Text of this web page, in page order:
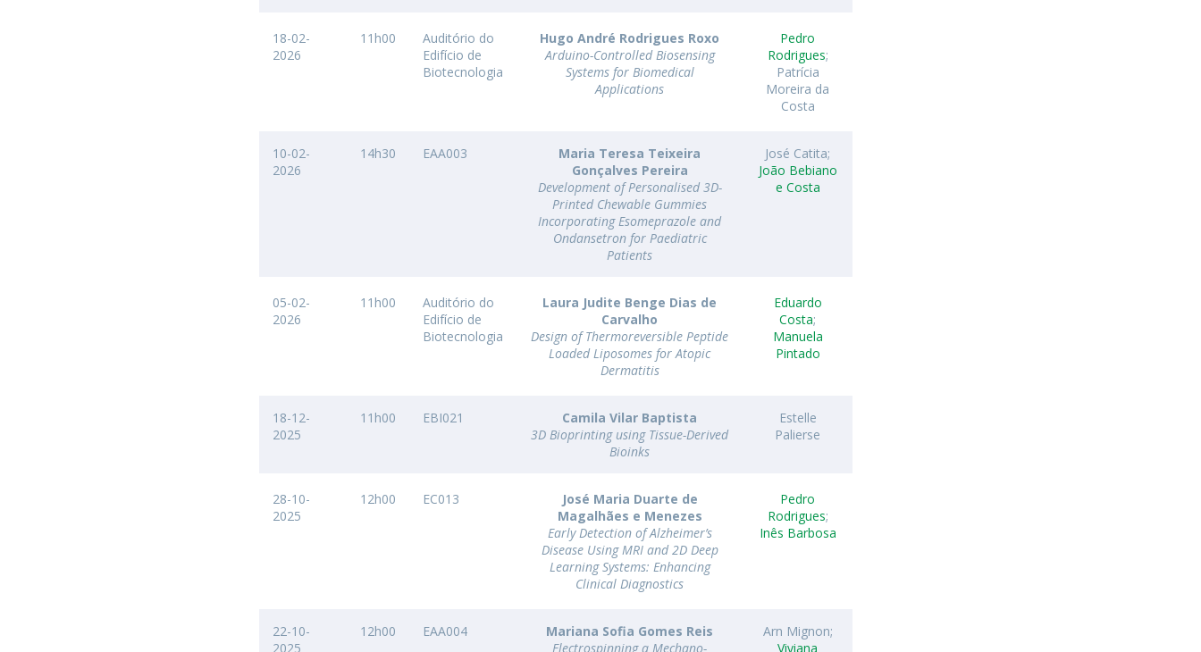
18-02-
2026
11h00
Auditório do
Edifício de
Biotecnologia
Hugo André Rodrigues Roxo
Arduino-Controlled Biosensing
Systems for Biomedical
Applications
Pedro
Rodrigues;
Patrícia
Moreira da
Costa
10-02-
2026
14h30 EAA003
Maria Teresa Teixeira
Gonçalves Pereira
Development of Personalised 3D-
Printed Chewable Gummies
Incorporating Esomeprazole and
Ondansetron for Paediatric
Patients
José Catita;
João Bebiano
e Costa
05-02-
2026
11h00
Auditório do
Edifício de
Biotecnologia
Laura Judite Benge Dias de
Carvalho
Design of Thermoreversible Peptide
Loaded Liposomes for Atopic
Dermatitis
Eduardo
Costa;
Manuela
Pintado
18-12-
2025
11h00 EBI021
Camila Vilar Baptista
3D Bioprinting using Tissue-Derived
Bioinks
Estelle
Palierse
28-10-
2025
12h00 EC013
José Maria Duarte de
Magalhães e Menezes
Early Detection of Alzheimer’s
Disease Using MRI and 2D Deep
Learning Systems: Enhancing
Clinical Diagnostics
Pedro
Rodrigues;
Inês Barbosa
22-10-
2025
12h00 EAA004
Mariana Sofia Gomes Reis
Electrospinning a Mechano-
Arn Mignon;
Viviana